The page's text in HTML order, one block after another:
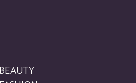
BEAUTY